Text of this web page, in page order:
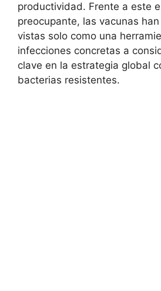
productividad. Frente a este
preocupante, las vacunas
vistas solo como una
infecciones concretas a
clave en la estrategia global
bacterias resistentes.